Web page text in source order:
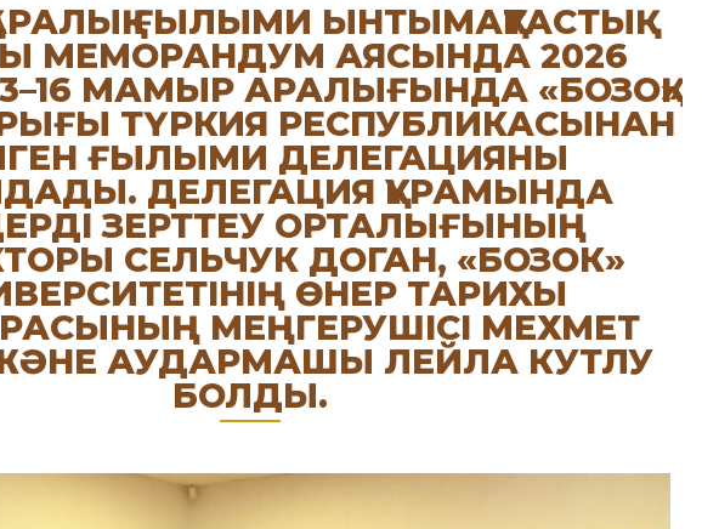
ҒЫЛЫМИ ЫНТЫМАҚТАСТЫҚ
МЕМОРАНДУМ АЯСЫНДА 2026
МАМЫР АРАЛЫҒЫНДА «БОЗОҚ»
ТҮРКИЯ РЕСПУБЛИКАСЫНАН
ҒЫЛЫМИ ДЕЛЕГАЦИЯНЫ
ДЕЛЕГАЦИЯ ҚҰРАМЫНДА
ЗЕРТТЕУ ОРТАЛЫҒЫНЫҢ
СЕЛЬЧУК ДОГАН, «БОЗОК»
ӨНЕР ТАРИХЫ
МЕҢГЕРУШІСІ МЕХМЕТ
АУДАРМАШЫ ЛЕЙЛА КУТЛУ
БОЛДЫ.